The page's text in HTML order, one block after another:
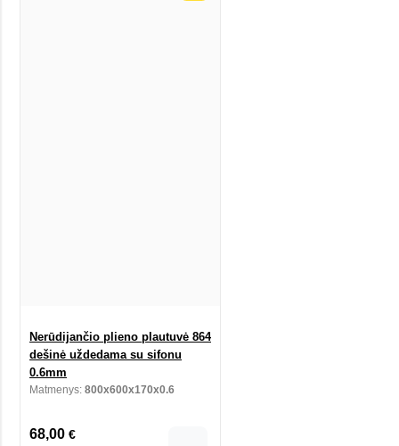
Nerūdijančio plieno plautuvė 864
dešinė uždedama su sifonu
0.6mm
Matmenys: 800x600x170x0.6
68,00 €